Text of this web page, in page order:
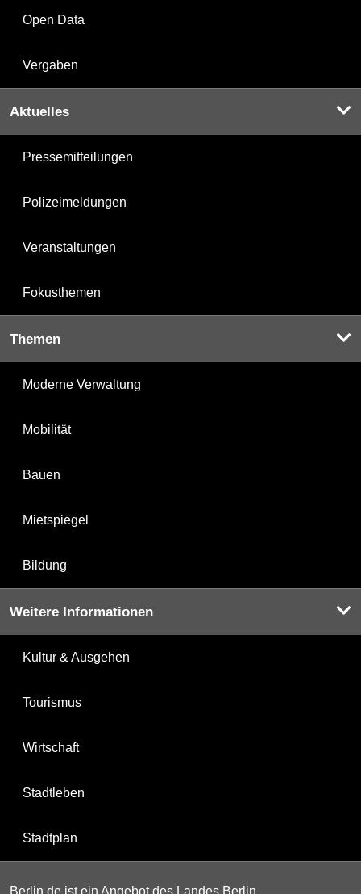
Open Data
Vergaben
Aktuelles
Pressemitteilungen
Polizeimeldungen
Veranstaltungen
Fokusthemen
Themen
Moderne Verwaltung
Mobilität
Bauen
Mietspiegel
Bildung
Weitere Informationen
Kultur & Ausgehen
Tourismus
Wirtschaft
Stadtleben
Stadtplan
Berlin.de ist ein Angebot des Landes Berlin.